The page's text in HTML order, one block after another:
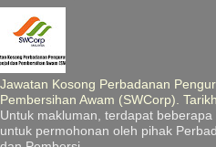
Jawatan Kosong Perbadanan
Pembersihan Awam (SWCorp).
Untuk makluman, terdapat
untuk permohonan oleh pihak